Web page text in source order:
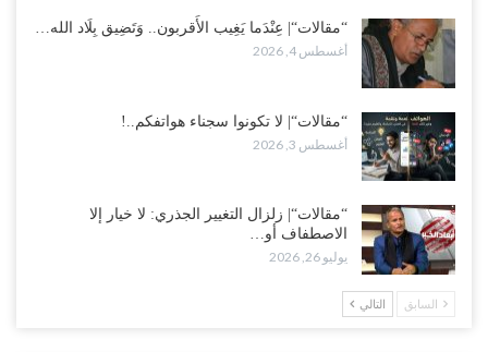
“مقالات“| عِنْدَما يَغِيب الأَقربون.. وَتَضِيق بِلَاد الله…
أغسطس 4, 2026
“مقالات“| لا تكونوا سجناء هواتفكم..!
أغسطس 3, 2026
“مقالات“| زلزال التغيير الجذري: لا خيار إلا
الاصطفاف أو…
يوليو 26, 2026
السابق التالي